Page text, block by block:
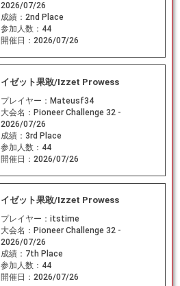
2026/07/26
成績： 2nd Place
参加人数： 44
開催日： 2026/07/26
イゼット果敢/Izzet Prowess
プレイヤー： Mateusf34
大会名： Pioneer Challenge 32 -
2026/07/26
成績： 3rd Place
参加人数： 44
開催日： 2026/07/26
イゼット果敢/Izzet Prowess
プレイヤー： itstime
大会名： Pioneer Challenge 32 -
2026/07/26
成績： 7th Place
参加人数： 44
開催日： 2026/07/26